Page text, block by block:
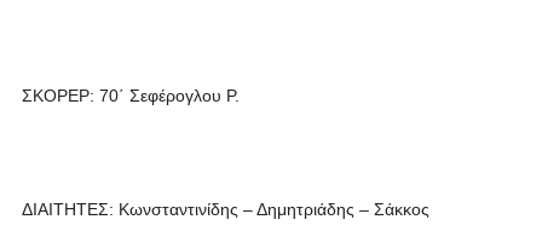
ΣΚΟΡΕΡ: 70΄ Σεφέρογλου Ρ.
ΔΙΑΙΤΗΤΕΣ: Κωνσταντινίδης – Δημητριάδης – Σάκκος